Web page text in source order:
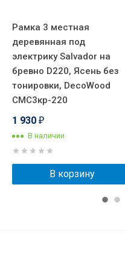
Рамка 3 местная
деревянная под
электрику Salvador на
бревно D220, Ясень без
тонировки, DecoWood
СМС3кр-220
1 930 ₽
В наличии
В корзину